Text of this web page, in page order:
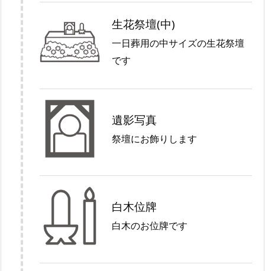
生花祭壇(中)
一日葬用の中サイズの生花祭壇
です
遺影写真
祭壇にお飾りします
白木位牌
白木のお位牌です